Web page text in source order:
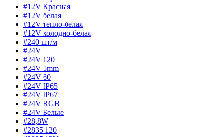
#12V Красная
#12V белая
#12V тепло-белая
#12V холодно-белая
#240 шт/м
#24V
#24V 120
#24V 5mm
#24V 60
#24V IP65
#24V IP67
#24V RGB
#24V Белые
#28,8W
#2835 120